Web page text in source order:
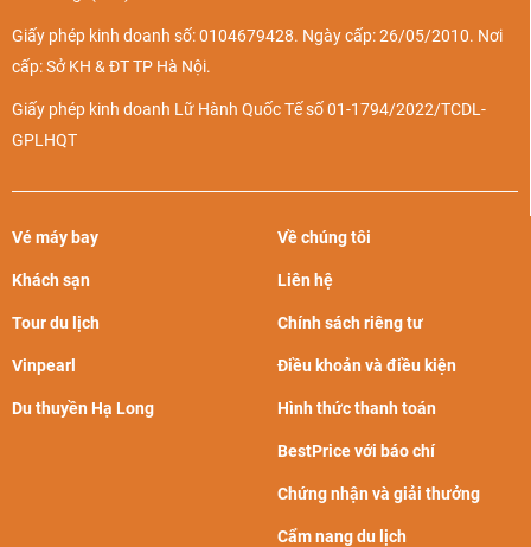
Giấy phép kinh doanh số: 0104679428. Ngày cấp: 26/05/2010. Nơi
cấp: Sở KH & ĐT TP Hà Nội.
Giấy phép kinh doanh Lữ Hành Quốc Tế số 01-1794/2022/TCDL-
GPLHQT
Vé máy bay
Khách sạn
Tour du lịch
Vinpearl
Du thuyền Hạ Long
Về chúng tôi
Liên hệ
Chính sách riêng tư
Điều khoản và điều kiện
Hình thức thanh toán
BestPrice với báo chí
Chứng nhận và giải thưởng
Cẩm nang du lịch